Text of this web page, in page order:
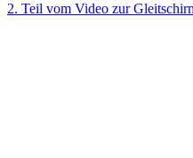
2. Teil vom Video zur